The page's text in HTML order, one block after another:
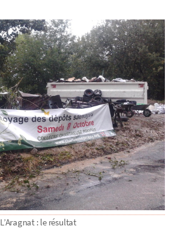
L’Aragnat : le résultat